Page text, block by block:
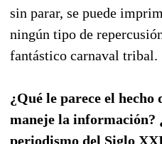
sin parar, se puede
ningún tipo de
fantástico carnaval tribal.
¿Qué le parece el hecho
maneje la información?
periodismo del Siglo